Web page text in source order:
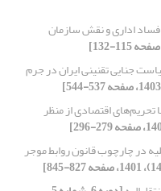
اداری و نقش سازمان
جنایی تقنینی ایران در جرم
تحریم‌های اقتصادی از منظر
در چارچوب قانون روابط موجر